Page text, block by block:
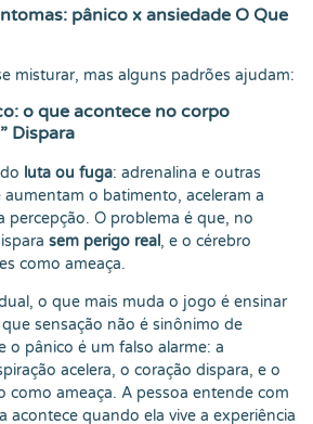
pânico x ansiedade O Que
misturar, mas alguns padrões ajudam:
o que acontece no corpo
Dispara
luta ou fuga: adrenalina e outras
aumentam o batimento, aceleram a
percepção. O problema é que, no
sem perigo real, e o cérebro
como ameaça.
o que mais muda o jogo é ensinar
sensação não é sinônimo de
o pânico é um falso alarme: a
acelera, o coração dispara, e o
como ameaça. A pessoa entende com
acontece quando ela vive a experiência